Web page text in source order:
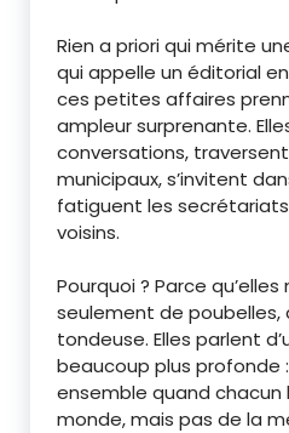
Rien a priori qui mérite
qui appelle un éditorial
ces petites affaires
ampleur surprenante.
conversations,
municipaux, s’invitent
fatiguent les
voisins.
Pourquoi ? Parce
seulement de poubelles,
tondeuse. Elles parlent
beaucoup plus
ensemble quand
monde, mais pas de la